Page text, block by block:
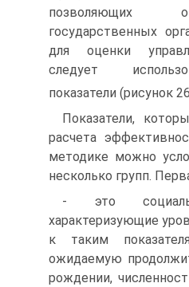
позволяющих
государственных
для оценки
следует
показатели (рисунок
Показатели,
расчета
методике можно
несколько групп.
- это
характеризующие
к та­ким
ожидаемую
рож­дении,